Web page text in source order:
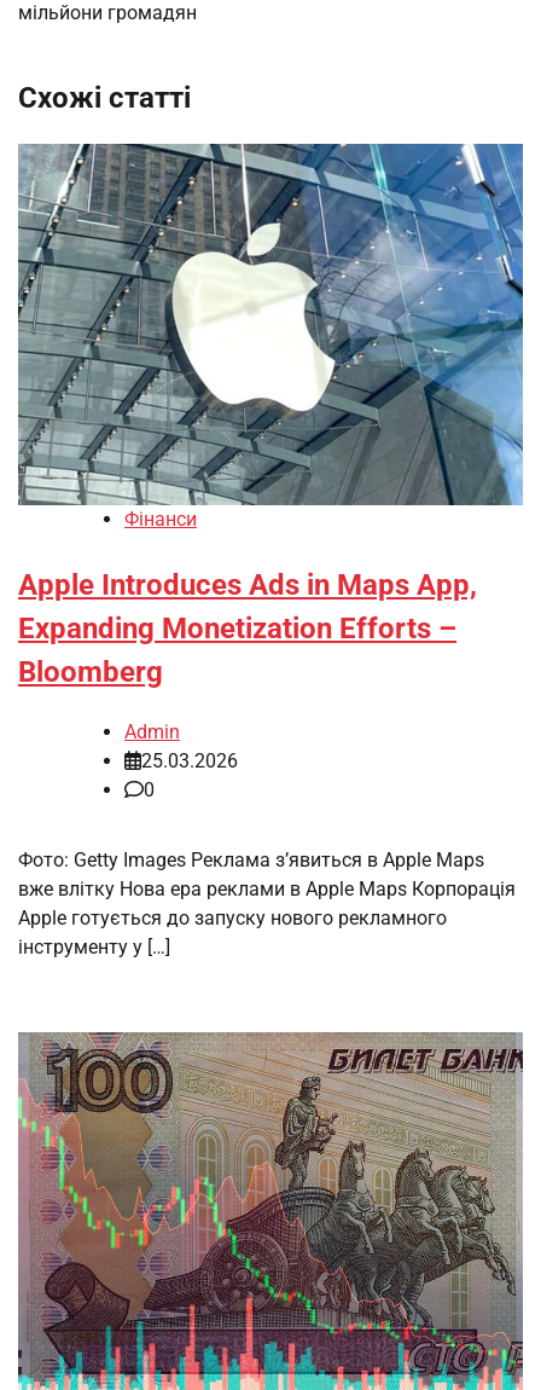
мільйони громадян
Схожі статті
Фінанси
Apple Introduces Ads in Maps App,
Expanding Monetization Efforts –
Bloomberg
Admin
25.03.2026
0
Фото: Getty Images Реклама з’явиться в Apple Maps
вже влітку Нова ера реклами в Apple Maps Корпорація
Apple готується до запуску нового рекламного
інструменту у […]